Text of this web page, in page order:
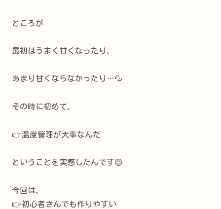
ところが
最初はうまく甘くなったり、
あまり甘くならなかったり…💦
その時に初めて、
👉温度管理が大事なんだ
ということを実感したんです😊
今回は、
👉初心者さんでも作りやすい